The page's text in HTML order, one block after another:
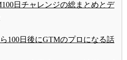
日チャレンジの総まとめとデ
100日後にGTMのプロになる話